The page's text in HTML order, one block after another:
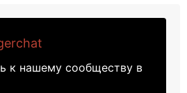
к нашему сообществу в